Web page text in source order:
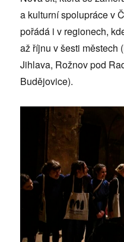
a kulturní spolupráce v
pořádá i v regionech,
až říjnu v šesti městech
Jihlava, Rožnov pod
Budějovice).